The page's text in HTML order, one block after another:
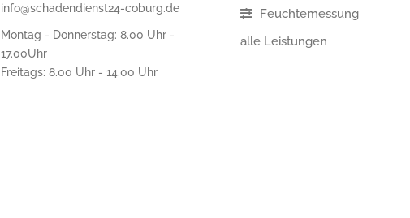
info@schadendienst24-coburg.de
Montag - Donnerstag: 8.00 Uhr -
17.00Uhr
Freitags: 8.00 Uhr - 14.00 Uhr
Feuchtemessung
alle Leistungen